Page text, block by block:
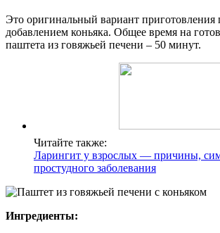
Это оригинальный вариант приготовления
добавлением коньяка. Общее время на
паштета из говяжьей печени – 50 минут.
Читайте также:
Ларингит у взрослых — причины,
простудного заболевания
Ингредиенты: